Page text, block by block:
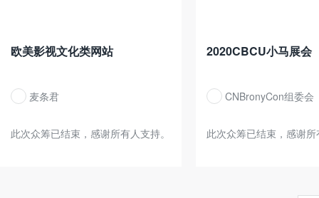
欧美影视文化类网站
麦条君
此次众筹已结束，感谢所有人支持。
2020CBCU小马展会
CNBronyCon组委会
此次众筹已结束，感谢